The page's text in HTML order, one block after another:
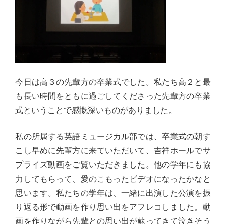
年間行事
委員会活動・部活動
生徒居住地・通学時間
進路・進学
卒業生のメッセージ 卒業生の活躍
国際交流
国際交流行事 1年留学の制度
1年留学の留学先 本校の姉妹校・友好校
今日は高３の先輩方の卒業式でした。私たち高２と最
も長い時間をともに過ごしてくださった先輩方の卒業
式ということで感慨深いものがありました。
私の所属する英語ミュージカル部では、卒業式の朝す
こし早めに先輩方に来ていただいて、吉祥ホールでサ
プライズ動画をご覧いただきました。他の学年にも協
力してもらって、愛のこもったビデオになったかなと
思います。私たちの学年は、一緒に出演した公演を振
り返る形で動画を作り思い出をアフレコしました。動
画を作りながら先輩との思い出が蘇ってきて泣きそう